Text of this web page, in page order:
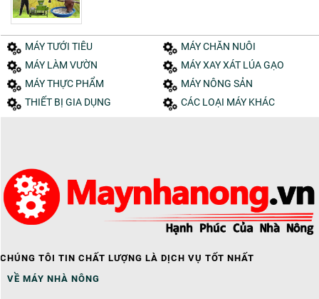
MÁY TƯỚI TIÊU
MÁY CHĂN NUÔI
MÁY LÀM VƯỜN
MÁY XAY XÁT LÚA GẠO
MÁY THỰC PHẨM
MÁY NÔNG SẢN
THIẾT BỊ GIA DỤNG
CÁC LOẠI MÁY KHÁC
CHÚNG TÔI TIN CHẤT LƯỢNG LÀ DỊCH VỤ TỐT NHẤT
VỀ MÁY NHÀ NÔNG